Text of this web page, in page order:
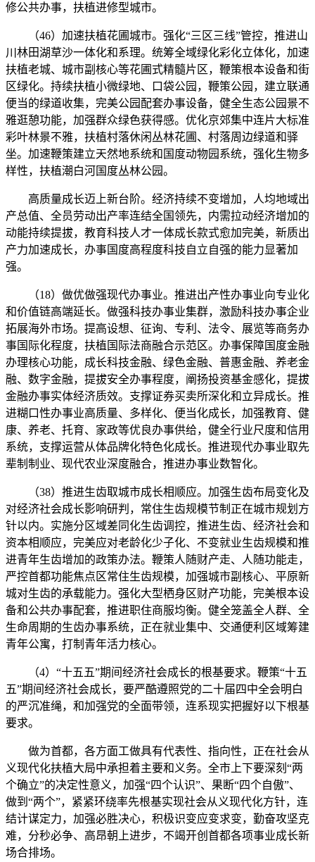
修公共办事，扶植进修型城市。
（46）加速扶植花圃城市。强化“三区三线”管控，推进山
川林田湖草沙一体化和系理。统筹全域绿化彩化立体化，加速
扶植老城、城市副核心等花圃式精髓片区，鞭策根本设备和街
区绿化。持续扶植小微绿地、口袋公园，鞭策公园，建立联通
便当的绿道收集，完美公园配套办事设备，健全生态公园景不
雅逛憩功能，加强群众绿色获得感。优化京郊集中连片大标准
彩叶林景不雅，扶植村落休闲丛林花圃、村落周边绿道和驿
坐。加速鞭策建立天然地系统和国度动物园系统，强化生物多
样性，扶植潮白河国度丛林公园。
高质量成长迈上新台阶。经济持续不变增加，人均地域出
产总值、全员劳动出产率连结全国领先，内需拉动经济增加的
动能持续提拔，教育科技人才一体成长款式愈加完美，新质出
产力加速成长，办事国度高程度科技自立自强的能力显著加
强。
（18）做优做强现代办事业。推进出产性办事业向专业化
和价值链高端延长。做强科技办事业集群，激励科技办事企业
拓展海外市场。提高设想、征询、专利、法令、展览等商务办
事国际化程度，扶植国际法商融合示范区。办事保障国度金融
办理核心功能，成长科技金融、绿色金融、普惠金融、养老金
融、数字金融，提拔安全办事程度，阐扬投资基金感化，提拔
金融办事实体经济质效。支撑证券买卖所深化和立异成长。推
进糊口性办事业高质量、多样化、便当化成长，加强教育、健
康、养老、托育、家政等优良办事供给，健全行业尺度和信用
系统，支撑运营从体品牌化特色化成长。推进现代办事业取先
辈制制业、现代农业深度融合，推进办事业数智化。
（38）推进生齿取城市成长相顺应。加强生齿布局变化及
对经济社会成长影响研判，常住生齿规模节制正在城市规划方
针以内。实施分区域差同化生齿调控，推进生齿、经济社会和
资本相顺应，完美应对老龄化少子化、不变就业生齿规模和推
进青年生齿增加的政策办法。鞭策人随财产走、人随功能走，
严控首都功能焦点区常住生齿规模，加强城市副核心、平原新
城对生齿的承载能力。强化大型栖身区财产功能，完美根本设
备和公共办事配套，推进职住商服均衡。健全笼盖全人群、全
生命周期的生齿办事系统，正在就业集中、交通便利区域筹建
青年公寓，打制青年活力核心。
（4）“十五五”期间经济社会成长的根基要求。鞭策“十五
五”期间经济社会成长，要严酷遵照党的二十届四中全会明白
的严沉准绳，和加强党的全面带领，连系现实把握好以下根基
要求。
做为首都，各方面工做具有代表性、指向性，正在社会从
义现代化扶植大局中承担着主要和义务。全市上下要深刻“两
个确立”的决定性意义，加强“四个认识”、果断“四个自傲”、
做到“两个”，紧紧环绕率先根基实现社会从义现代化方针，连
结计谋定力，加强必胜决心，积极识变应变求变，勤奋攻坚克
难，分秒必争、高昂朝上进步，不竭开创首都各项事业成长新
场合排场。